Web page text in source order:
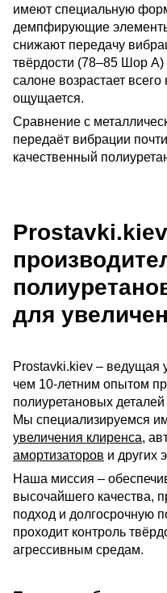
имеют специальную
демпфирующие
снижают передачу
твёрдости (78–85 Шор
салоне возрастает
ощущается.
Сравнение с
передаёт вибрации
качественный
для
Prostavki.kiev – ведущая
чем 10-летним опытом
полиуретановых
Мы специализируемся
увеличения клиренса,
амортизаторов и других
Наша миссия –
высочайшего качества,
подход и долгосрочную
проходит контроль
агрессивным средам.